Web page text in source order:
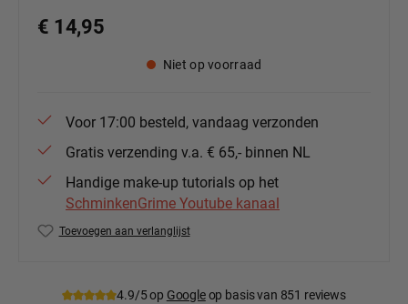
€ 14,95
Niet op voorraad
Voor 17:00 besteld, vandaag verzonden
Gratis verzending v.a. € 65,- binnen NL
Handige make-up tutorials op het
SchminkenGrime Youtube kanaal
Toevoegen aan verlanglijst
4.9/5 op Googleop basis van 851 reviews